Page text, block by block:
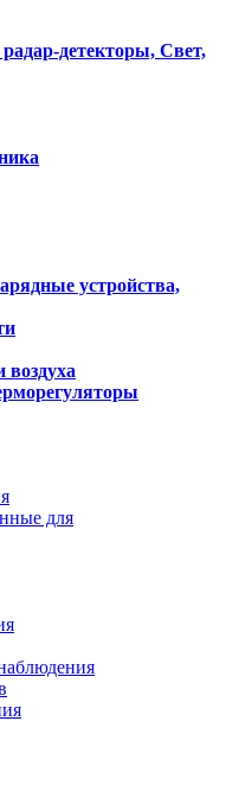
детекторы, Свет,
устройства,
для